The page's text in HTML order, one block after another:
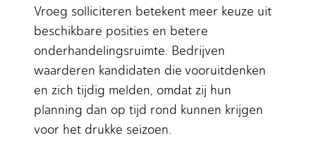
Vroeg solliciteren betekent meer keuze uit
beschikbare posities en betere
onderhandelingsruimte. Bedrijven
waarderen kandidaten die vooruitdenken
en zich tijdig melden, omdat zij hun
planning dan op tijd rond kunnen krijgen
voor het drukke seizoen.